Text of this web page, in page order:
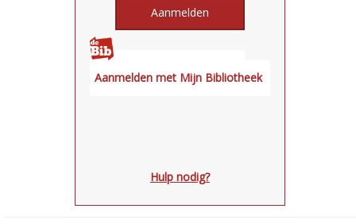
Hulp nodig?